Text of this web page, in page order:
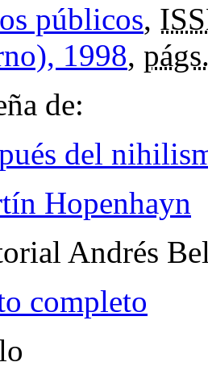
públicos,
1998,
de:
del
Hopenhayn
Andrés
completo